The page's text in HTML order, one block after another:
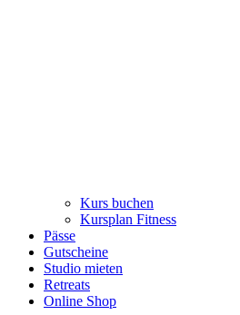
Kurs buchen
Kursplan Fitness
Pässe
Gutscheine
Studio mieten
Retreats
Online Shop